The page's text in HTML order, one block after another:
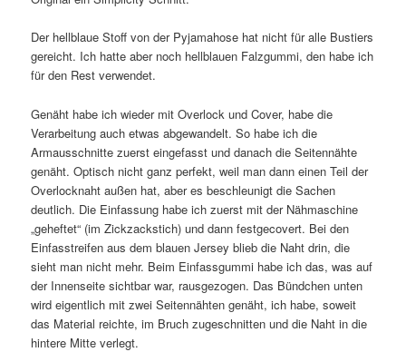
Der hellblaue Stoff von der Pyjamahose hat nicht für alle Bustiers
gereicht. Ich hatte aber noch hellblauen Falzgummi, den habe ich
für den Rest verwendet.
Genäht habe ich wieder mit Overlock und Cover, habe die
Verarbeitung auch etwas abgewandelt. So habe ich die
Armausschnitte zuerst eingefasst und danach die Seitennähte
genäht. Optisch nicht ganz perfekt, weil man dann einen Teil der
Overlocknaht außen hat, aber es beschleunigt die Sachen
deutlich. Die Einfassung habe ich zuerst mit der Nähmaschine
„geheftet“ (im Zickzackstich) und dann festgecovert. Bei den
Einfasstreifen aus dem blauen Jersey blieb die Naht drin, die
sieht man nicht mehr. Beim Einfassgummi habe ich das, was auf
der Innenseite sichtbar war, rausgezogen. Das Bündchen unten
wird eigentlich mit zwei Seitennähten genäht, ich habe, soweit
das Material reichte, im Bruch zugeschnitten und die Naht in die
hintere Mitte verlegt.